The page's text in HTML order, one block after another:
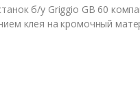
б/у Griggio GB 60
клея на кромочный